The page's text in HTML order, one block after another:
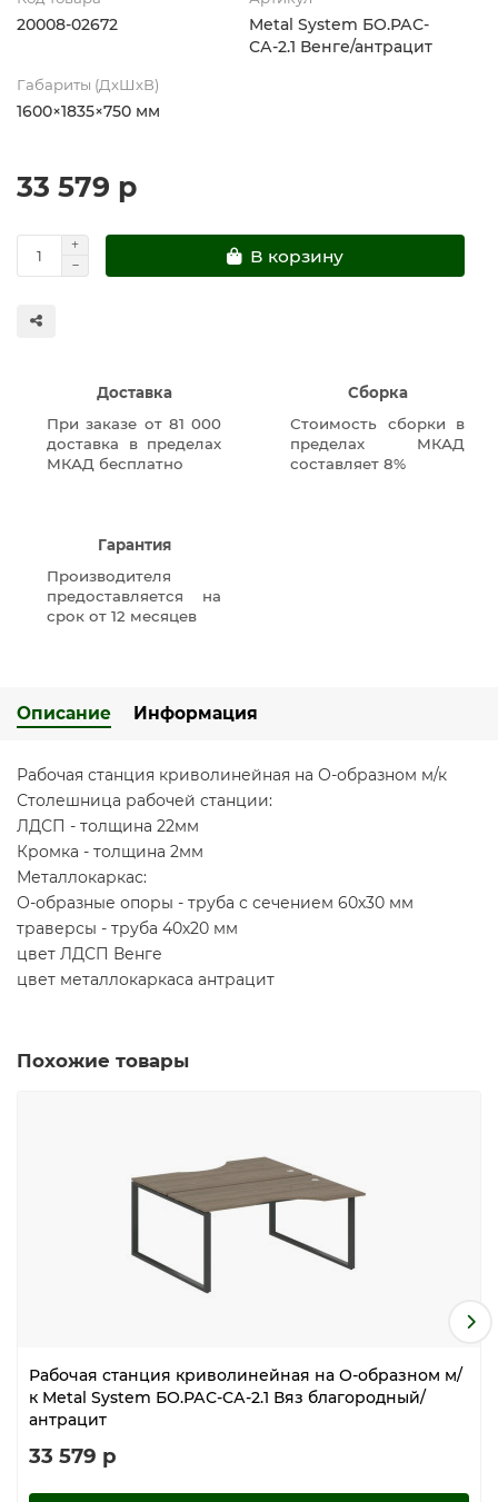
20008-02672
Metal System БО.РАС-
СА-2.1 Венге/антрацит
Габариты (ДхШхВ)
1600×1835×750 мм
33 579 р
В корзину
Доставка
При заказе от 81 000
доставка в пределах
МКАД бесплатно
Сборка
Стоимость сборки в
пределах МКАД
составляет 8%
Гарантия
Производителя
предоставляется на
срок от 12 месяцев
Описание Информация
Рабочая станция криволинейная на О-образном м/к
Столешница рабочей станции:
ЛДСП - толщина 22мм
Кромка - толщина 2мм
Металлокаркас:
О-образные опоры - труба с сечением 60х30 мм
траверсы - труба 40х20 мм
цвет ЛДСП Венге
цвет металлокаркаса антрацит
Похожие товары
Рабочая станция криволинейная на О-образном м/
к Metal System БО.РАС-СА-2.1 Вяз благородный/
антрацит
33 579 р